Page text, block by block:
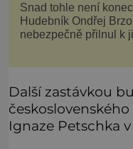
Snad tohle není
Hudebník Ondřej
nebezpečně přilnul k
Milfajtové (33), která
Další zastávkou
Ignaze Petschka